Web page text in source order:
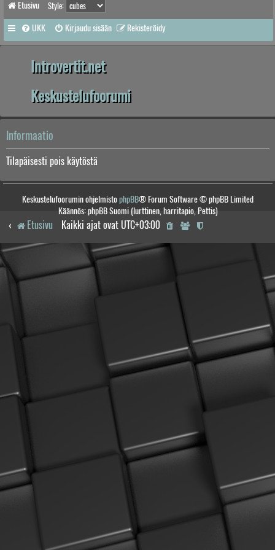
Etusivu Style:
UKK Kirjaudu sisään Rekisteröidy
Introvertit.net
Keskustelufoorumi
Informaatio
Tilapäisesti pois käytöstä
Keskustelufoorumin ohjelmistophpBB® Forum Software © phpBB Limited
Käännös: phpBB Suomi (lurttinen, harritapio, Pettis)
Etusivu Kaikki ajat ovat UTC+03:00